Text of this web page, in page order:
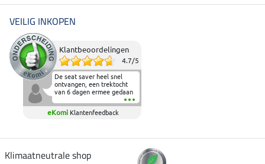
VEILIG INKOPEN
Klantbeoordelingen
4.7/5
De seat saver heel snel
ontvangen, een trektocht
van 6 dagen ermee gedaan
en deze heeft de beproeving
fantastisch doorstaan.
Heerlijk zacht om op te
elkaar in het zadel.
eKomi Klantenfeedback
Klimaatneutrale shop